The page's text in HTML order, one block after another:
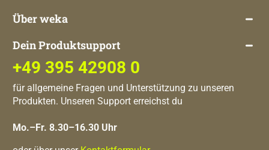
Über weka
Dein Produktsupport
+49 395 42908 0
für allgemeine Fragen und Unterstützung zu unseren
Produkten. Unseren Support erreichst du
Mo.–Fr. 8.30–16.30 Uhr